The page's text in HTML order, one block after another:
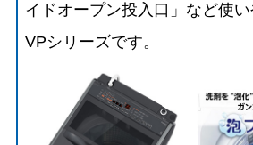
イドオープン投入口」など使
VPシリーズです。